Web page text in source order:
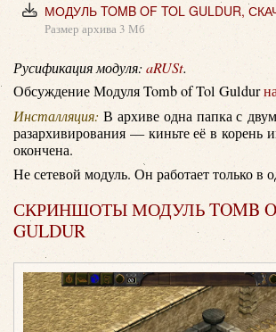
МОДУЛЬ TOMB OF TOL GULDUR,
Размер архива 3 Мб
Русификация модуля:aRUSt.
Обсуждение Модуля Tomb of Tol Guldur
Инсталляция: В архиве одна папка с
разархивирования — киньте её в корень
окончена.
Не сетевой модуль. Он работает только в
СКРИНШОТЫ МОДУЛЬ TOMB
GULDUR